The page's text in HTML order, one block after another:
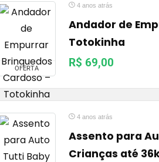
OFERTA
4 anos atrás
Andador de
Totokinha
R$ 69,00
4 anos atrás
Assento para
Crianças até